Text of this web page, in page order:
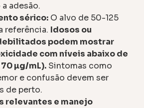
adesão.
sérico: O alvo de 50-125
referência. Idosos ou
podem mostrar
com níveis abaixo de
70 µg/mL). Sintomas como
e confusão devem ser
de perto.
relevantes e manejo